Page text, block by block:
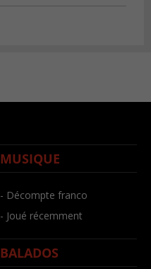
MUSIQUE
- Décompte franco
- Joué récemment
BALADOS